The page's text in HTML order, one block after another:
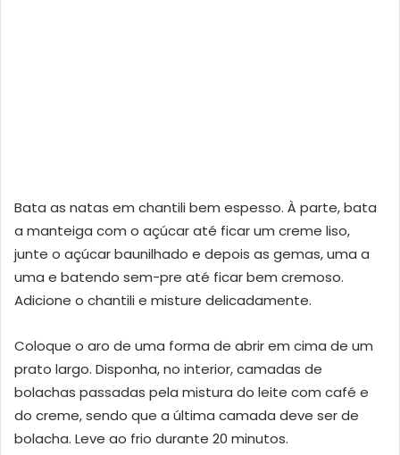
Bata as natas em chantili bem espesso. À parte, bata
a manteiga com o açúcar até ficar um creme liso,
junte o açúcar baunilhado e depois as gemas, uma a
uma e batendo sem-pre até ficar bem cremoso.
Adicione o chantili e misture delicadamente.
Coloque o aro de uma forma de abrir em cima de um
prato largo. Disponha, no interior, camadas de
bolachas passadas pela mistura do leite com café e
do creme, sendo que a última camada deve ser de
bolacha. Leve ao frio durante 20 minutos.